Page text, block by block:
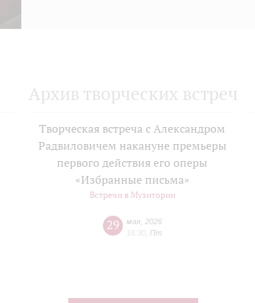
Архив творческих встреч
Творческая встреча с Александром
Радвиловичем накануне премьеры
первого действия его оперы
«Избранные письма»
Встречи в Музитории
29 мая, 2026
18:30, Пт